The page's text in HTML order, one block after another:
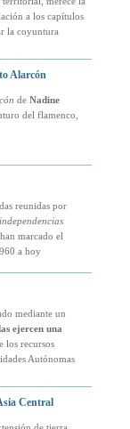
a los capítulos
la coyuntura
Alarcón
de Nadine
del flamenco,
reunidas por
marcado el
a hoy
mediante un
ejercen una
los recursos
Autónomas
Central